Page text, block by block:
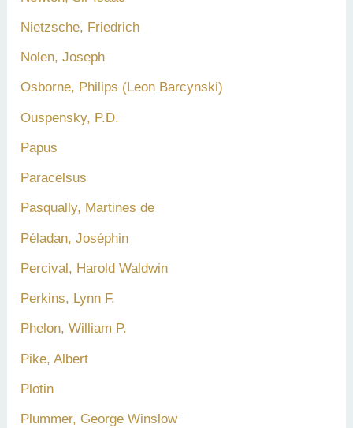
Nietzsche, Friedrich
Nolen, Joseph
Osborne, Philips (Leon Barcynski)
Ouspensky, P.D.
Papus
Paracelsus
Pasqually, Martines de
Péladan, Joséphin
Percival, Harold Waldwin
Perkins, Lynn F.
Phelon, William P.
Pike, Albert
Plotin
Plummer, George Winslow